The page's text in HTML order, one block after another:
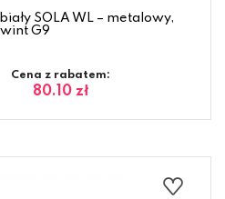
SOLA WL – metalowy,
G9
Cena z rabatem:
80.10 zł